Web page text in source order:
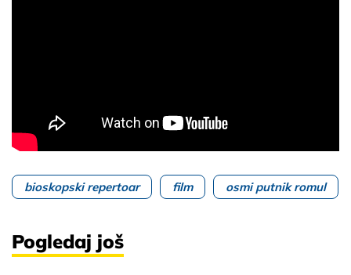
bioskopski repertoar film osmi putnik romul
Pogledaj još